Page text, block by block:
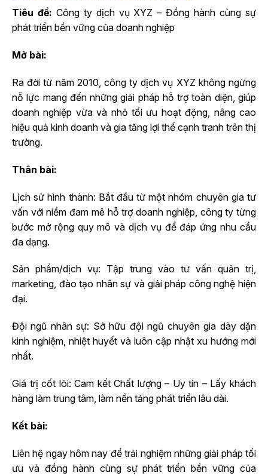
Tiêu đề: Công ty dịch vụ XYZ – Đồng hành cùng sự
phát triển bền vững của doanh nghiệp
Mở bài:
Ra đời từ năm 2010, công ty dịch vụ XYZ không ngừng
nỗ lực mang đến những giải pháp hỗ trợ toàn diện, giúp
doanh nghiệp vừa và nhỏ tối ưu hoạt động, nâng cao
hiệu quả kinh doanh và gia tăng lợi thế cạnh tranh trên thị
trường.
Thân bài:
Lịch sử hình thành: Bắt đầu từ một nhóm chuyên gia tư
vấn với niềm đam mê hỗ trợ doanh nghiệp, công ty từng
bước mở rộng quy mô và dịch vụ để đáp ứng nhu cầu
đa dạng.
Sản phẩm/dịch vụ: Tập trung vào tư vấn quản trị,
marketing, đào tạo nhân sự và giải pháp công nghệ hiện
đại.
Đội ngũ nhân sự: Sở hữu đội ngũ chuyên gia dày dặn
kinh nghiệm, nhiệt huyết và luôn cập nhật xu hướng mới
nhất.
Giá trị cốt lõi: Cam kết Chất lượng – Uy tín – Lấy khách
hàng làm trung tâm, làm nền tảng phát triển lâu dài.
Kết bài:
Liên hệ ngay hôm nay để trải nghiệm những giải pháp tối
ưu và đồng hành cùng sự phát triển bền vững của